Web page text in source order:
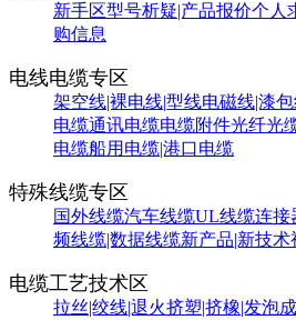
新手区型号析疑|产品报价个人
购信息
电线电缆专区
架空线|裸电线|型线电磁线|漆
电缆通讯电缆电缆附件光纤光
电缆船用电缆|港口电缆
特殊线缆专区
国外线缆汽车线缆UL线缆连接
频线缆|数据线缆新产品|新技术
电缆工艺技术区
拉丝|绞线|退火挤塑|挤橡|发泡